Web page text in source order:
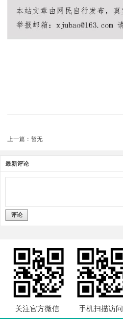
上一篇：暂无
最新评论
评论
关注官方微信 手机扫描访问